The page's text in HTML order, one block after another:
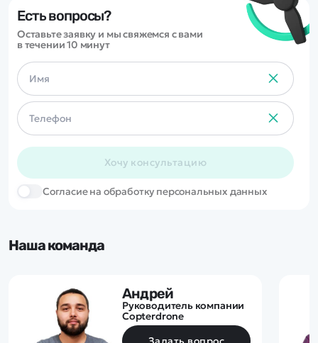
Есть вопросы?
Оставьте заявку и мы свяжемся с вами
в течении 10 минут
Хочу консультацию
Cогласие на обработку персональных данных
Наша команда
Андрей
Руководитель компании
Copterdrone